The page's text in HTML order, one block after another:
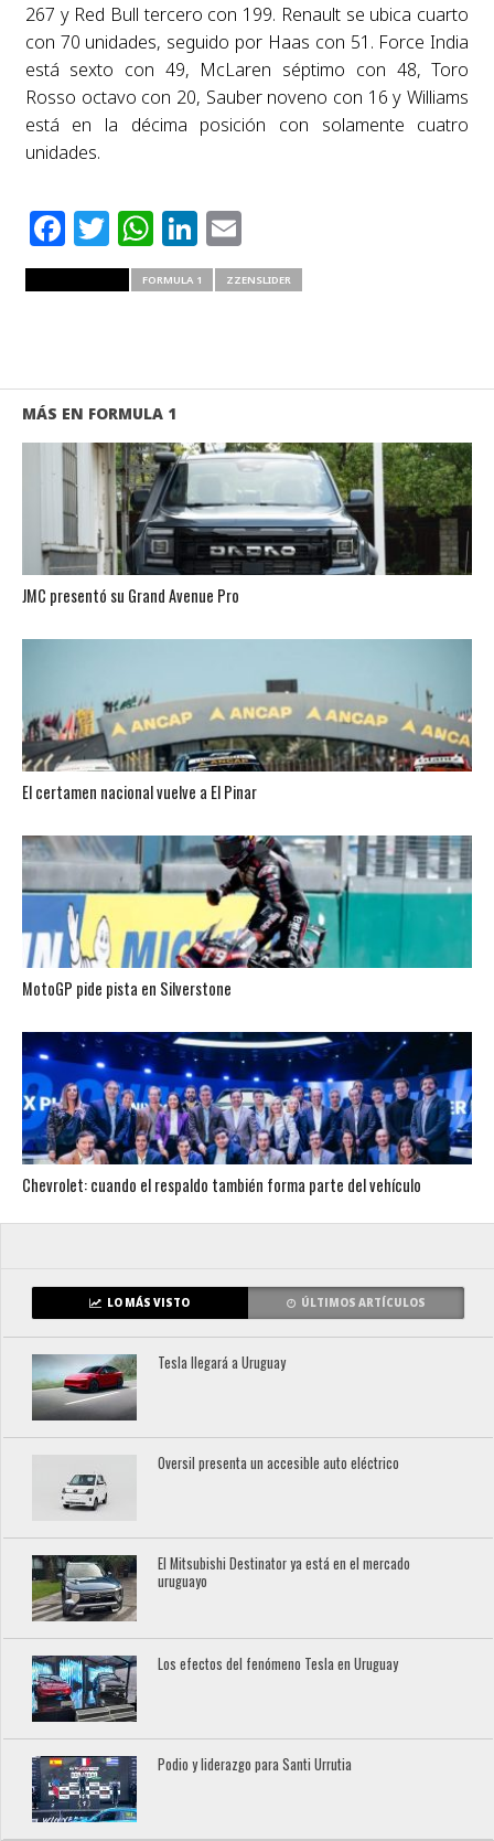
267 y Red Bull tercero con 199. Renault se ubica cuarto
con 70 unidades, seguido por Haas con 51. Force India
está sexto con 49, McLaren séptimo con 48, Toro
Rosso octavo con 20, Sauber noveno con 16 y Williams
está en la décima posición con solamente cuatro
unidades.
Facebook
Twitter
WhatsApp
LinkedIn
Email
FORMULA 1 ZZENSLIDER
MÁS EN FORMULA 1
JMC presentó su Grand Avenue Pro
El certamen nacional vuelve a El Pinar
MotoGP pide pista en Silverstone
Chevrolet: cuando el respaldo también forma parte del vehículo
LO MÁS VISTO ÚLTIMOS ARTÍCULOS
Tesla llegará a Uruguay
Oversil presenta un accesible auto eléctrico
El Mitsubishi Destinator ya está en el mercado
uruguayo
Los efectos del fenómeno Tesla en Uruguay
Podio y liderazgo para Santi Urrutia